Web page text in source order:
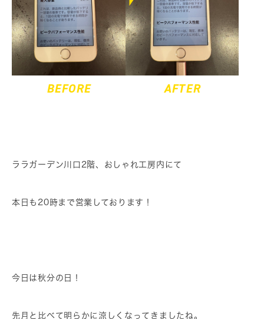
BEFORE AFTER
ララガーデン川口2階、おしゃれ工房内にて
本日も20時まで営業しております！
今日は秋分の日！
先月と比べて明らかに涼しくなってきましたね。